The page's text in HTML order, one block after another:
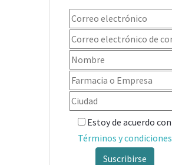
Estoy de acuerdo con
Términos y condiciones
Suscribirse